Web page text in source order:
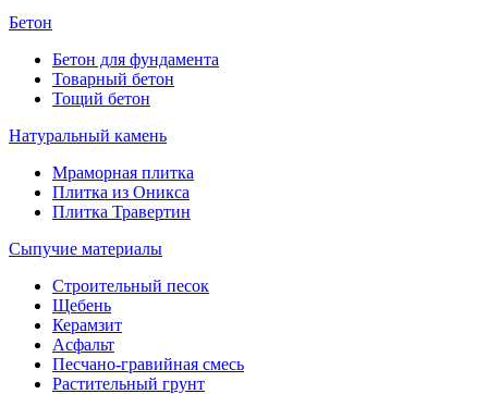
Бетон
Бетон для фундамента
Товарный бетон
Тощий бетон
Натуральный камень
Мраморная плитка
Плитка из Оникса
Плитка Травертин
Сыпучие материалы
Строительный песок
Щебень
Керамзит
Асфальт
Песчано-гравийная смесь
Растительный грунт